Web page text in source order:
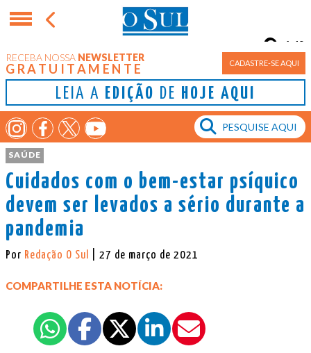
RECEBA NOSSA NEWSLETTER
GRATUITAMENTE CADASTRE-SE AQUI
LEIA A EDIÇÃO DE HOJE AQUI
Porto Alegre
14°
SAÚDE
Cuidados com o bem-estar psíquico
devem ser levados a sério durante a
pandemia
Por Redação O Sul | 27 de março de 2021
COMPARTILHE ESTA NOTÍCIA: